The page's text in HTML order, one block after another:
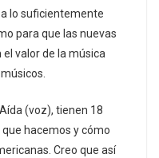
lo suficientemente
para que las nuevas
valor de la música
(voz), tienen 18
hacemos y cómo
Creo que así